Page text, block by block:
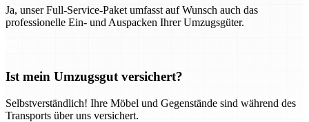
Ja, unser Full-Service-Paket umfasst auf Wunsch auch das
professionelle Ein- und Auspacken Ihrer Umzugsgüter.
Ist mein Umzugsgut versichert?
Selbstverständlich! Ihre Möbel und Gegenstände sind während des
Transports über uns versichert.